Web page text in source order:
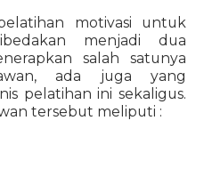
motivasi untuk
menjadi dua
salah satunya
ada juga yang
pelatihan ini sekaligus.
tersebut meliputi :